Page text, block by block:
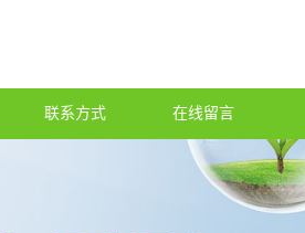
联系方式 在线留言